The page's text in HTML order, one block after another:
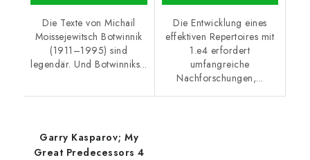
Die Texte von Michail
Moissejewitsch Botwinnik
(1911–1995) sind
legendär. Und Botwinniks...
Die Entwicklung eines
effektiven Repertoires mit
1.e4 erfordert
umfangreiche
Nachforschungen,...
Garry Kasparov; My
Great Predecessors 4